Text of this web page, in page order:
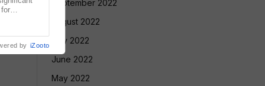
September 2022
August 2022
July 2022
June 2022
May 2022
by iZooto